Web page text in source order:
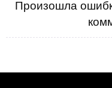
Произошла